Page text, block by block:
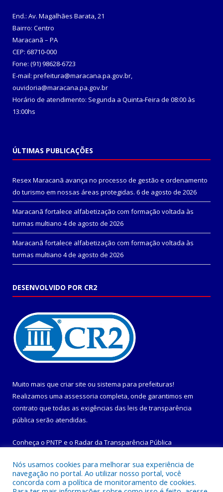
End.: Av. Magalhães Barata, 21
Bairro: Centro
Maracanã – PA
CEP: 68710-000
Fone: (91) 98628-6723
E-mail: prefeitura@maracana.pa.gov.br,
ouvidoria@maracana.pa.gov.br
Horário de atendimento: Segunda a Quinta-Feira de 08:00 às
13:00hs
ÚLTIMAS PUBLICAÇÕES
Resex Maracanã avança no processo de gestão e ordenamento
do turismo em nossas áreas protegidas. 6 de agosto de 2026
Maracanã fortalece alfabetização com formação voltada às
turmas multiano 4 de agosto de 2026
Maracanã fortalece alfabetização com formação voltada às
turmas multiano 4 de agosto de 2026
DESENVOLVIDO POR CR2
Muito mais que criar site ou sistema para prefeituras!
Realizamos uma assessoria completa, onde garantimos em
contrato que todas as exigências das leis de transparência
pública serão atendidas.
Conheça o PNTP e o Radar da Transparência Pública
Nós usamos cookies para melhorar sua experiência de
navegação no portal. Ao utilizar nosso portal, você
concorda com a política de monitoramento de cookies.